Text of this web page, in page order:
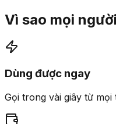
Vì sao mọi
Dùng được ngay
Gọi trong vài giây từ